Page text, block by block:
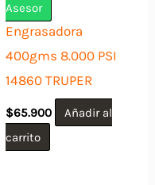
Asesor
Engrasadora
400gms 8.000 PSI
14860 TRUPER
$65.900
Añadir al
carrito